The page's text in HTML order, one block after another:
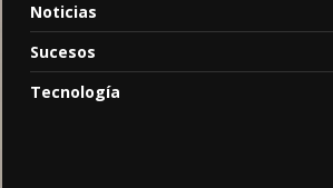
Noticias
Sucesos
Tecnología